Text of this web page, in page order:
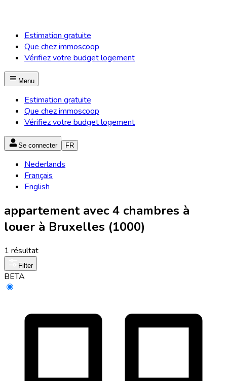
Estimation gratuite
Que chez immoscoop
Vérifiez votre budget logement
Menu
Estimation gratuite
Que chez immoscoop
Vérifiez votre budget logement
Se connecter FR
Nederlands
Français
English
appartement avec 4 chambres à
louer à Bruxelles (1000)
1 résultat
Filter
BETA